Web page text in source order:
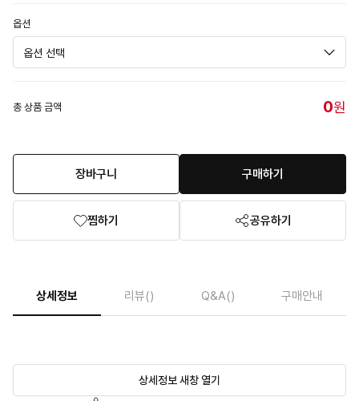
옵션
총 상품 금액 0원
장바구니 구매하기
찜하기 공유하기
상세정보 리뷰() Q&A() 구매안내
상세정보 새창 열기